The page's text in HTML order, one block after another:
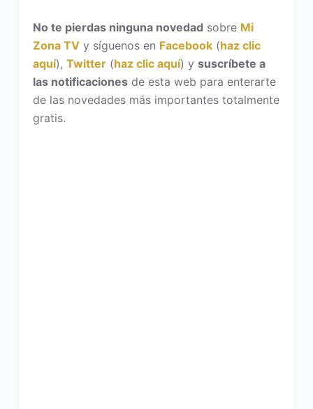
No te pierdas ninguna novedad sobre Mi
Zona TVy síguenos en Facebook(haz clic
aquí), Twitter(haz clic aquí) y suscríbete a
las notificacionesde esta web para enterarte
de las novedades más importantes totalmente
gratis.